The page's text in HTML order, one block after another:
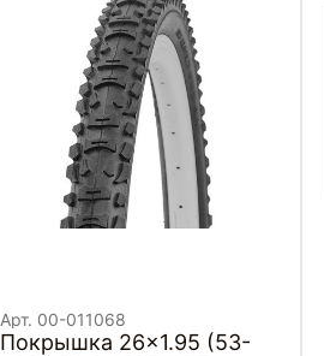
Арт. 00-011068
Покрышка 26x1.95 (53-